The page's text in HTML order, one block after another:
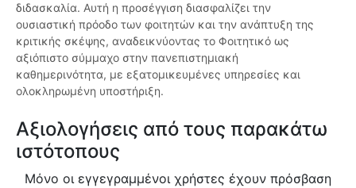
διδασκαλία. Αυτή η προσέγγιση διασφαλίζει την
ουσιαστική πρόοδο των φοιτητών και την ανάπτυξη της
κριτικής σκέψης, αναδεικνύοντας το Φοιτητικό ως
αξιόπιστο σύμμαχο στην πανεπιστημιακή
καθημερινότητα, με εξατομικευμένες υπηρεσίες και
ολοκληρωμένη υποστήριξη.
Αξιολογήσεις από τους παρακάτω
ιστότοπους
Μόνο οι εγγεγραμμένοι χρήστες έχουν πρόσβαση